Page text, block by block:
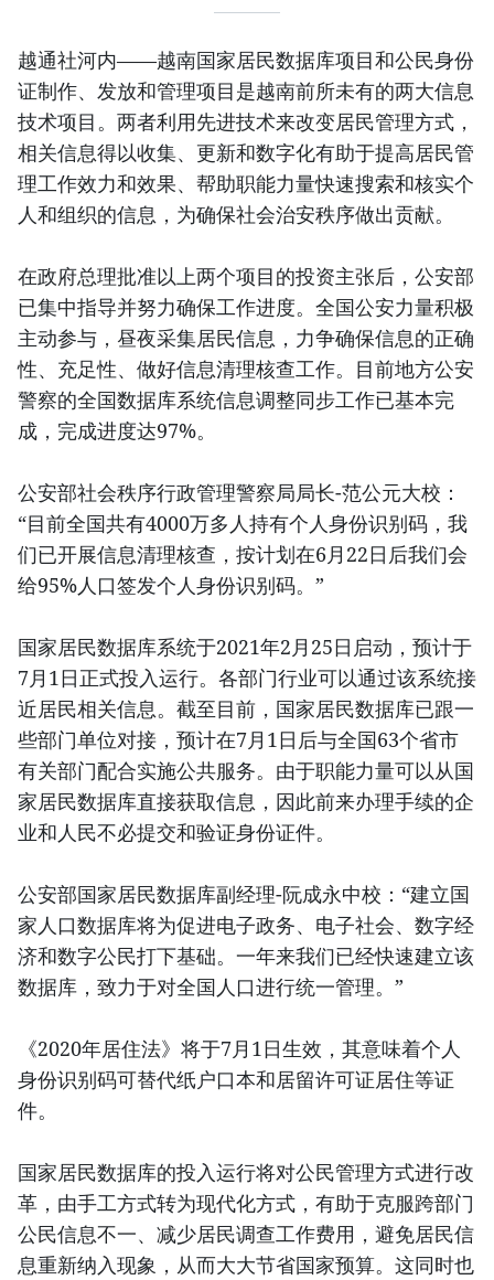
越通社河内——越南国家居民数据库项目和公民身份
证制作、发放和管理项目是越南前所未有的两大信息
技术项目。两者利用先进技术来改变居民管理方式，
相关信息得以收集、更新和数字化有助于提高居民管
理工作效力和效果、帮助职能力量快速搜索和核实个
人和组织的信息，为确保社会治安秩序做出贡献。
在政府总理批准以上两个项目的投资主张后，公安部
已集中指导并努力确保工作进度。全国公安力量积极
主动参与，昼夜采集居民信息，力争确保信息的正确
性、充足性、做好信息清理核查工作。目前地方公安
警察的全国数据库系统信息调整同步工作已基本完
成，完成进度达97%。
公安部社会秩序行政管理警察局局长-范公元大校：
“目前全国共有4000万多人持有个人身份识别码，我
们已开展信息清理核查，按计划在6月22日后我们会
给95%人口签发个人身份识别码。”
国家居民数据库系统于2021年2月25日启动，预计于
7月1日正式投入运行。各部门行业可以通过该系统接
近居民相关信息。截至目前，国家居民数据库已跟一
些部门单位对接，预计在7月1日后与全国63个省市
有关部门配合实施公共服务。由于职能力量可以从国
家居民数据库直接获取信息，因此前来办理手续的企
业和人民不必提交和验证身份证件。
公安部国家居民数据库副经理-阮成永中校：“建立国
家人口数据库将为促进电子政务、电子社会、数字经
济和数字公民打下基础。一年来我们已经快速建立该
数据库，致力于对全国人口进行统一管理。”
《2020年居住法》将于7月1日生效，其意味着个人
身份识别码可替代纸户口本和居留许可证居住等证
件。
国家居民数据库的投入运行将对公民管理方式进行改
革，由手工方式转为现代化方式，有助于克服跨部门
公民信息不一、减少居民调查工作费用，避免居民信
息重新纳入现象，从而大大节省国家预算。这同时也